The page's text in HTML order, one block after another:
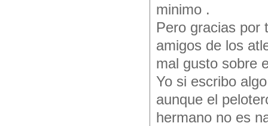
minimo .
Pero gracias por
amigos de los
mal gusto sobre
Yo si escribo
aunque el
hermano no es